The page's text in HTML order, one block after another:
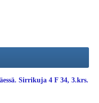
Sirrikuja 4 F 34, 3.krs.